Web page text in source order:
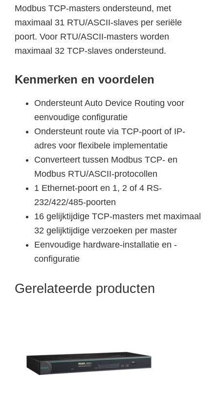
Modbus TCP-masters ondersteund, met
maximaal 31 RTU/ASCII-slaves per seriële
poort. Voor RTU/ASCII-masters worden
maximaal 32 TCP-slaves ondersteund.
Kenmerken en voordelen
Ondersteunt Auto Device Routing voor
eenvoudige configuratie
Ondersteunt route via TCP-poort of IP-
adres voor flexibele implementatie
Converteert tussen Modbus TCP- en
Modbus RTU/ASCII-protocollen
1 Ethernet-poort en 1, 2 of 4 RS-
232/422/485-poorten
16 gelijktijdige TCP-masters met maximaal
32 gelijktijdige verzoeken per master
Eenvoudige hardware-installatie en -
configuratie
Gerelateerde producten